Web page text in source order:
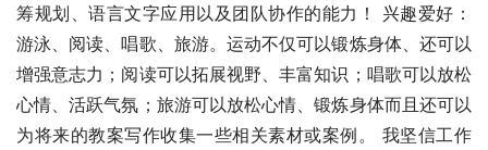
筹规划、语言文字应用以及团队协作的能力！ 兴趣爱好：
游泳、阅读、唱歌、旅游。运动不仅可以锻炼身体、还可以
增强意志力；阅读可以拓展视野、丰富知识；唱歌可以放松
心情、活跃气氛；旅游可以放松心情、锻炼身体而且还可以
为将来的教案写作收集一些相关素材或案例。 我坚信工作